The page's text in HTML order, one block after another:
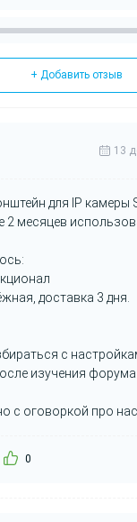
+ Добавить отзыв
13
для IP камеры
2 месяцев
доставка 3 дня.
с
изучения форума
с оговоркой про
0